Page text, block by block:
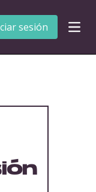
sesión